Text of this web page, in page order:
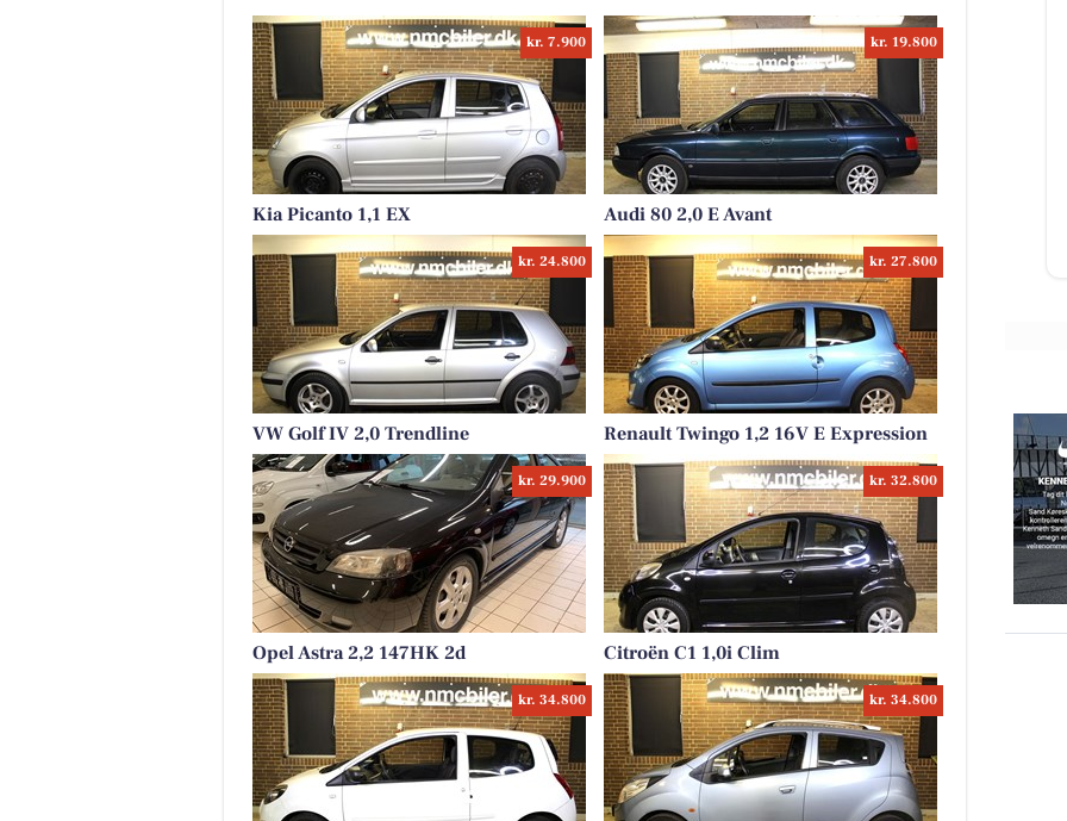
kr. 7.900
Kia Picanto 1,1 EX
kr. 19.800
Audi 80 2,0 E Avant
kr. 24.800
VW Golf IV 2,0 Trendline
kr. 27.800
Renault Twingo 1,2 16V E Expression
kr. 29.900
Opel Astra 2,2 147HK 2d
kr. 32.800
Citroën C1 1,0i Clim
kr. 34.800 kr. 34.800
Kenneth Sand Køreskole
🚗🚗 KØREKORT 🚗🚗 Står du og
skal i gang med kørekort, så se
her!!! Næste holdstart: MANDAG
21. SEPTEMBER KL. 16:30 Tag ...
Åbn opslaget
RAVN-Detailing
✨ Spritny Zeekr – klargjort til
mange års beskyttelse! ✨ Denne
fabriksnye Zeekr har været en tur
forbi værkstedet, hvor den ...
Åbn opslaget